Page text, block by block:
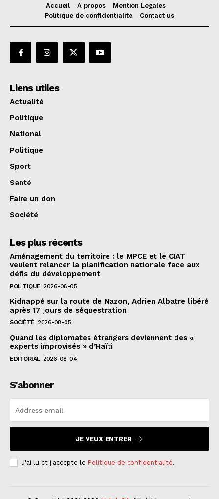
Accueil A propos
Mention Legales
Politique de confidentialité
Contact us
Liens utiles
Actualité
Politique
National
Politique
Sport
Santé
Faire un don
Société
Les plus récents
Aménagement du territoire : le MPCE et le CIAT
veulent relancer la planification nationale face aux
défis du développement
POLITIQUE 2026-08-05
Kidnappé sur la route de Nazon, Adrien Albatre libéré
après 17 jours de séquestration
SOCIÉTÉ 2026-08-05
Quand les diplomates étrangers deviennent des «
experts improvisés » d’Haïti
EDITORIAL 2026-08-04
S'abonner
JE VEUX ENTRER
J'ai lu et j'accepte le Politique de confidentialité.